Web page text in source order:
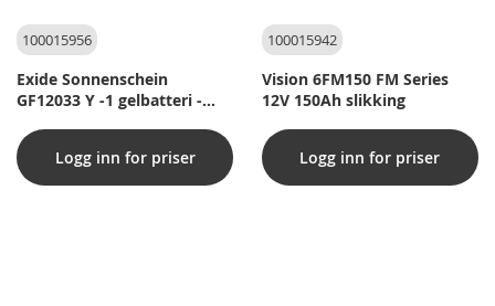
100015956
Exide Sonnenschein
GF12033 Y -1 gelbatteri -
Logg inn for priser
100015942
Vision 6FM150 FM Series
12V 150Ah slikking
Logg inn for priser